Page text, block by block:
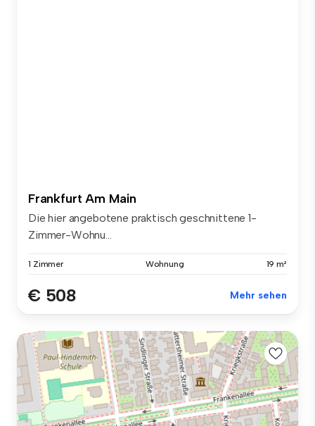
Frankfurt Am Main
Die hier angebotene praktisch geschnittene 1-
Zimmer-Wohnu...
1 Zimmer Wohnung 19 m²
€ 508 Mehr sehen